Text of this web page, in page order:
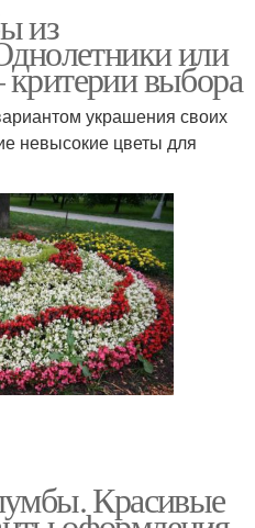
из
или
выбора
украшения своих
невысокие цветы для
Красивые